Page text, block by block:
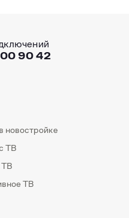
90 42
новостройке
ТВ
ТВ